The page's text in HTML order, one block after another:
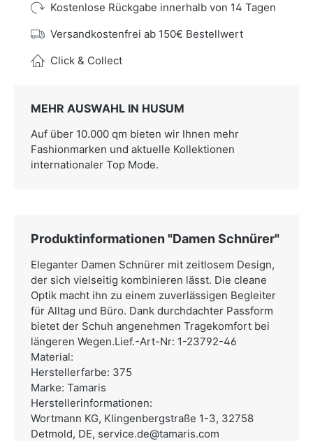
Kostenlose Rückgabe innerhalb von 14 Tagen
Versandkostenfrei ab 150€ Bestellwert
Click & Collect
MEHR AUSWAHL IN HUSUM
Auf über 10.000 qm bieten wir Ihnen mehr
Fashionmarken und aktuelle Kollektionen
internationaler Top Mode.
Produktinformationen "Damen Schnürer"
Eleganter Damen Schnürer mit zeitlosem Design,
der sich vielseitig kombinieren lässt. Die cleane
Optik macht ihn zu einem zuverlässigen Begleiter
für Alltag und Büro. Dank durchdachter Passform
bietet der Schuh angenehmen Tragekomfort bei
längeren Wegen.Lief.-Art-Nr: 1-23792-46
Material:
Herstellerfarbe: 375
Marke: Tamaris
Herstellerinformationen:
Wortmann KG, Klingenbergstraße 1-3, 32758
Detmold, DE, service.de@tamaris.com